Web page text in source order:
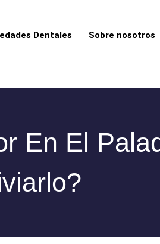
Dentales Sobre nosotros
En El